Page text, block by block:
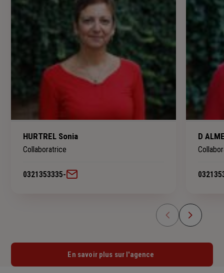
HURTREL Sonia
Collaboratrice
0321353335-
D
En savoir plus sur l'agence